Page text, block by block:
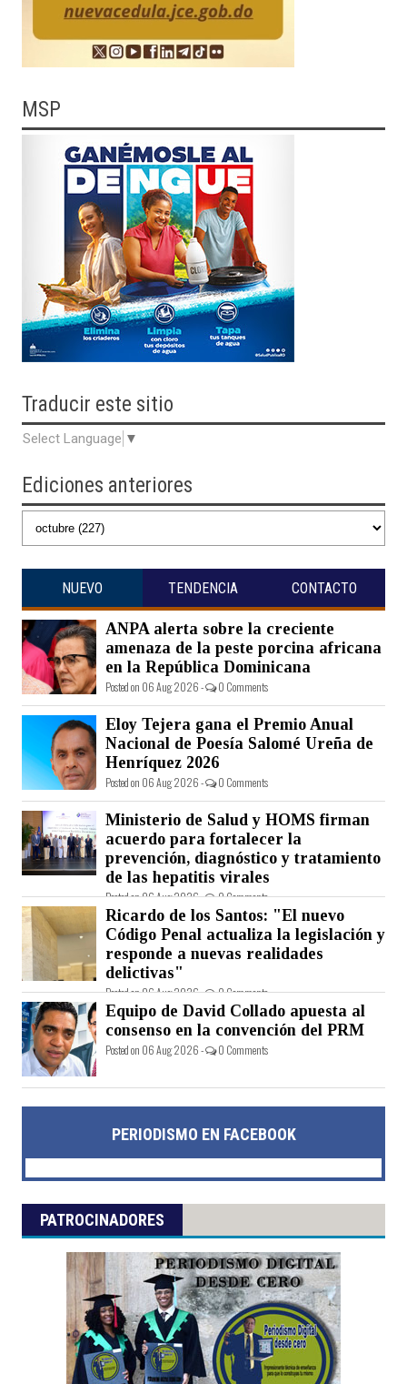
MSP
Traducir este sitio
Select Language ▼
Ediciones anteriores
NUEVO TENDENCIA CONTACTO
ANPA alerta sobre la creciente
amenaza de la peste porcina africana
en la República Dominicana
Posted on 06 Aug 2026 - 0 Comments
Eloy Tejera gana el Premio Anual
Nacional de Poesía Salomé Ureña de
Henríquez 2026
Posted on 06 Aug 2026 - 0 Comments
Ministerio de Salud y HOMS firman
acuerdo para fortalecer la
prevención, diagnóstico y tratamiento
de las hepatitis virales
Posted on 06 Aug 2026 - 0 Comments
Ricardo de los Santos: "El nuevo
Código Penal actualiza la legislación y
responde a nuevas realidades
delictivas"
Posted on 06 Aug 2026 - 0 Comments
Equipo de David Collado apuesta al
consenso en la convención del PRM
Posted on 06 Aug 2026 - 0 Comments
PERIODISMO EN FACEBOOK
PATROCINADORES